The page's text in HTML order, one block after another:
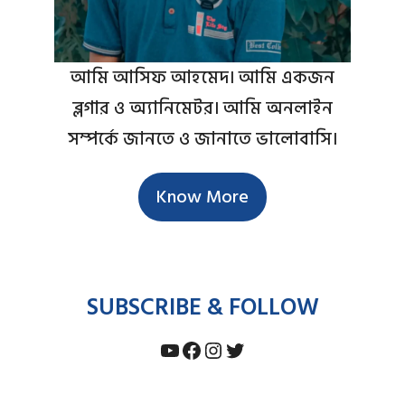
আমি আসিফ আহমেদ। আমি একজন
ব্লগার ও অ্যানিমেটর। আমি অনলাইন
সম্পর্কে জানতে ও জানাতে ভালোবাসি।
Know More
SUBSCRIBE & FOLLOW
YouTube
Facebook
Instagram
Twitter